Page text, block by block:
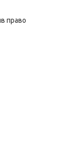
право